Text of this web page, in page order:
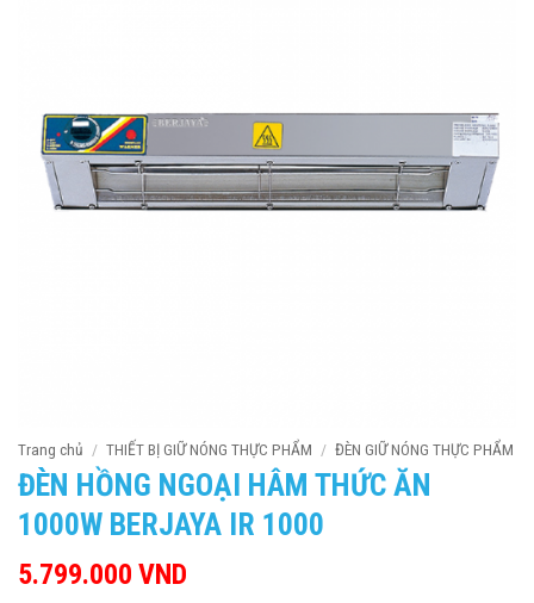
Trang chủ / THIẾT BỊ GIỮ NÓNG THỰC PHẨM / ĐÈN GIỮ NÓNG THỰC PHẨM
ĐÈN HỒNG NGOẠI HÂM THỨC ĂN
1000W BERJAYA IR 1000
5.799.000 VND